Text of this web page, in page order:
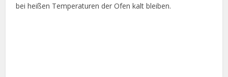
bei heißen Temperaturen der Ofen kalt bleiben.